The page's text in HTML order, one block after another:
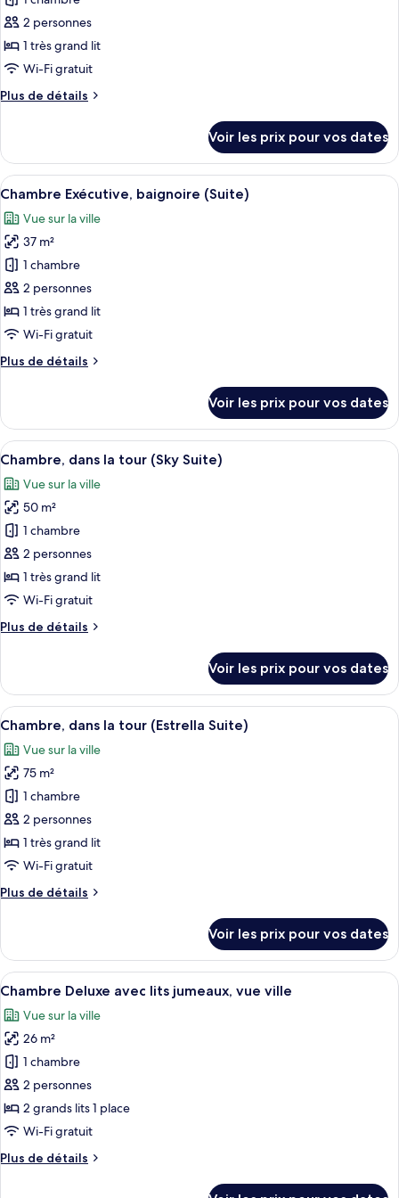
baignoire,
vue
ville
ce
type
de
chambre :
Chambre
(Suite)
2 personnes
1 très grand lit
Wi-Fi gratuit
Plus de détails
Plus
le
type
de
Chambre
Sénior,
baignoire
(Suite)
Voir les prix pour vos dates
Afficher
toutes
les
photos
pour
ce
type
de
chambre :
Chambre
(Suite)
Une salle de bain d’hôtel moderne,
7
Chambre Exécutive, baignoire (Suite)
Vue sur la ville
37 m²
1 chambre
2 personnes
1 très grand lit
Wi-Fi gratuit
Plus de détails
Plus
le
type
de
Chambre
Exécutive,
baignoire
(Suite)
Voir les prix pour vos dates
Afficher
toutes
les
photos
pour
ce
type
de
chambre :
Chambre,
tour
(Sky
Suite)
Une chambre d’hôtel avec un grand
8
Chambre, dans la tour (Sky Suite)
Vue sur la ville
50 m²
1 chambre
2 personnes
1 très grand lit
Wi-Fi gratuit
Plus de détails
Plus
le
type
de
Chambre,
dans
la
tour
(Sky
Suite)
Voir les prix pour vos dates
Afficher
toutes
les
photos
pour
ce
type
de
chambre :
Chambre,
tour
(Estrella
Suite)
Une piscine sur le toit, au design
9
Chambre, dans la tour (Estrella Suite)
Vue sur la ville
75 m²
1 chambre
2 personnes
1 très grand lit
Wi-Fi gratuit
Plus de détails
Plus
le
type
de
Chambre,
dans
la
tour
(Estrella
Suite)
Voir les prix pour vos dates
Afficher
toutes
les
photos
pour
ce
type
de
chambre :
Chambre
Une chambre d’hôtel moderne
6
Chambre Deluxe avec lits jumeaux, vue ville
Vue sur la ville
26 m²
1 chambre
2 personnes
2 grands lits 1 place
Wi-Fi gratuit
Plus de détails
Plus